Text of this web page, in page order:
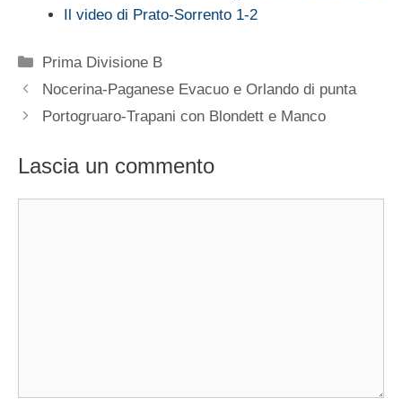
Il video di Prato-Sorrento 1-2
Categorie
Prima Divisione B
Nocerina-Paganese Evacuo e Orlando di punta
Portogruaro-Trapani con Blondett e Manco
Lascia un commento